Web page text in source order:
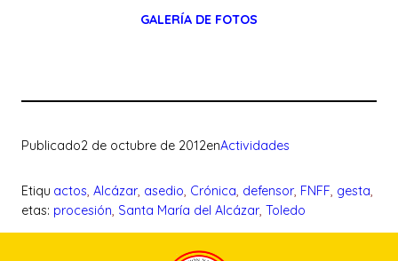
GALERÍA DE FOTOS
Publicado2 de octubre de 2012enActividades
Etiqu
etas:
actos, Alcázar, asedio, Crónica, defensor, FNFF, gesta
procesión, Santa María del Alcázar, Toledo